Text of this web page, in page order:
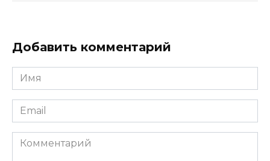
Добавить комментарий
Имя
Email
Комментарий